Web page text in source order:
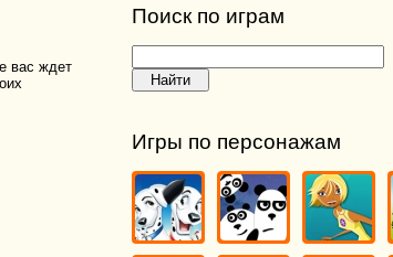
вас ждет
Поиск по играм
Игры по персонажам